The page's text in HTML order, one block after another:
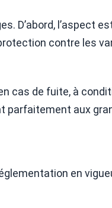
D’abord, l’aspect
contre les
cas de fuite, à
parfaitement aux
en